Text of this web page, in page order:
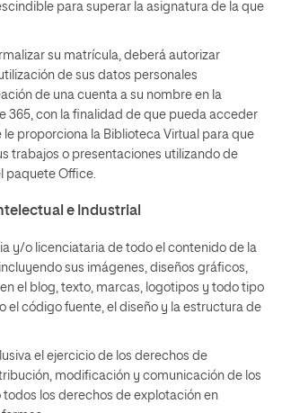
para superar la asignatura de la que
su matrícula, deberá autorizar
de sus datos personales
de una cuenta a su nombre en la
365, con la finalidad de que pueda acceder
le proporciona la Biblioteca Virtual para que
trabajos o presentaciones utilizando de
paquete Office.
e Industrial
y/o licenciataria de todo el contenido de la
sus imágenes, diseños gráficos,
el blog, texto, marcas, logotipos y todo tipo
el código fuente, el diseño y la estructura de
el ejercicio de los derechos de
modificación y comunicación de los
todos los derechos de explotación en